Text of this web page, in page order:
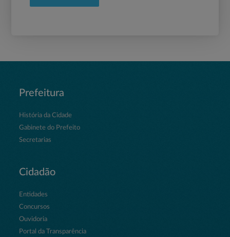
Prefeitura
História da Cidade
Gabinete do Prefeito
Secretarias
Cidadão
Entidades
Concursos
Ouvidoria
Portal da Transparência